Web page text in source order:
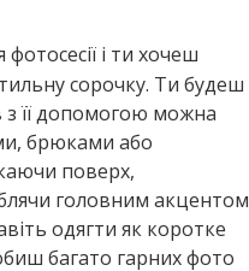
і ти хочеш
сорочку. Ти будеш
з її допомогою можна
брюками або
поверх,
головним акцентом
одягти як коротке
багато гарних фото